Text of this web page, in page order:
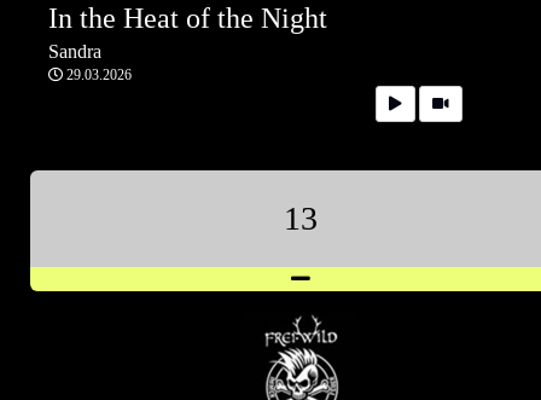
In the Heat of the Night
Sandra
29.03.2026
13